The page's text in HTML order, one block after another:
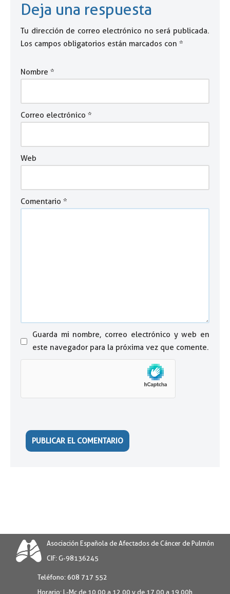
Deja una respuesta
Tu dirección de correo electrónico no será publicada.
Los campos obligatorios están marcados con *
Nombre *
Correo electrónico *
Web
Comentario *
Guarda mi nombre, correo electrónico y web en
este navegador para la próxima vez que comente.
Asociación Española de Afectados de Cáncer de Pulmón
CIF: G-98136245
Teléfono: 608 717 552
Horario: L-Mc de 10.00 a 12.00 y de 17.00 a 19.00h